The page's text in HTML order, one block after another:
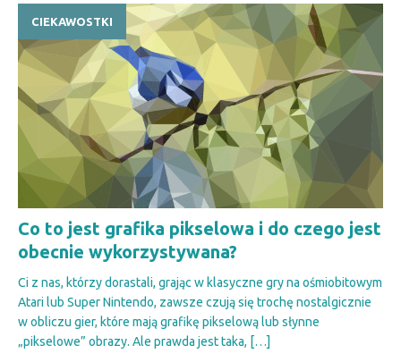
CIEKAWOSTKI
Co to jest grafika pikselowa i do czego jest
obecnie wykorzystywana?
Ci z nas, którzy dorastali, grając w klasyczne gry na ośmiobitowym
Atari lub Super Nintendo, zawsze czują się trochę nostalgicznie
w obliczu gier, które mają grafikę pikselową lub słynne
„pikselowe” obrazy. Ale prawda jest taka, […]